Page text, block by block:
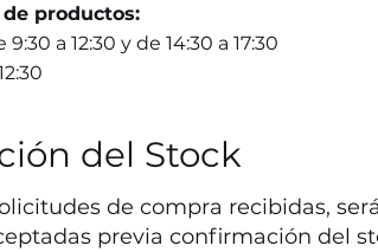
productos:
a 12:30 y de 14:30 a 17:30
del Stock
de compra recibidas,
previa confirmación del